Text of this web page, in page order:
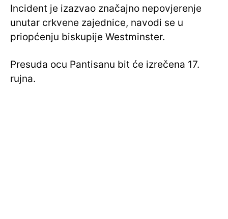
Incident je izazvao značajno nepovjerenje
unutar crkvene zajednice, navodi se u
priopćenju biskupije Westminster.
Presuda ocu Pantisanu bit će izrečena 17.
rujna.